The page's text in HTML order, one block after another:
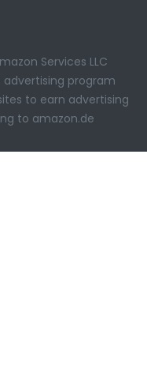
Services LLC
program
to earn advertising
to amazon.de